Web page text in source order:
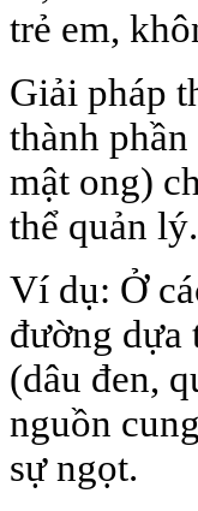
trẻ em,
Giải pháp
thành
mật ong)
thể quản lý.
Ví dụ: Ở
đường dựa
(dâu đen,
nguồn
sự ngọt.